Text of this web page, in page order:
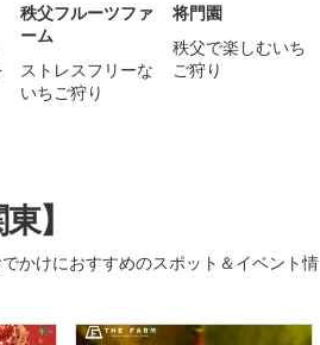
秩父フルーツファ
ーム
ストレスフリーな
いちご狩り
将門園
秩父で楽しむいち
ご狩り
】
かけにおすすめのスポット＆イベント情